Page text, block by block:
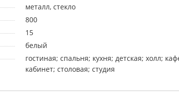
металл, стекло
800
15
белый
гостиная; спальня; кухня; детская; холл;
кабинет; столовая; студия